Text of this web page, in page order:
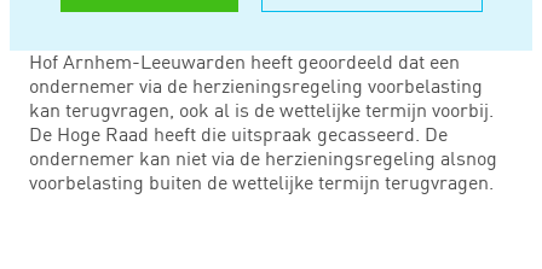
Hof Arnhem-Leeuwarden heeft geoordeeld dat een
ondernemer via de herzieningsregeling voorbelasting
kan terugvragen, ook al is de wettelijke termijn voorbij.
De Hoge Raad heeft die uitspraak gecasseerd. De
ondernemer kan niet via de herzieningsregeling alsnog
voorbelasting buiten de wettelijke termijn terugvragen.